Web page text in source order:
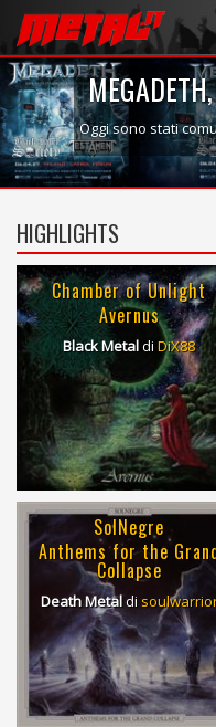
HIGHLIGHTS
Chamber of Unlight
Avernus
Black Metaldi DiX88
SolNegre
Anthems for the
Collapse
Death Metaldi